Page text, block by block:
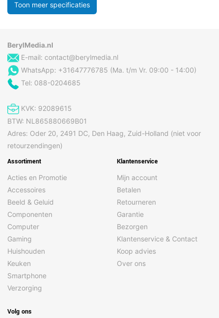
Toon meer specificaties
BerylMedia.nl
E-mail: contact@berylmedia.nl
WhatsApp: +31647776785 (Ma. t/m Vr. 09:00 - 14:00)
Tel: 088-0204685
KVK: 92089615
BTW: NL865880669B01
Adres: Oder 20, 2491 DC, Den Haag, Zuid-Holland (niet voor
retourzendingen)
Assortiment
Acties en Promotie
Accessoires
Beeld & Geluid
Componenten
Computer
Gaming
Huishouden
Keuken
Smartphone
Verzorging
Klantenservice
Mijn account
Betalen
Retourneren
Garantie
Bezorgen
Klantenservice & Contact
Koop advies
Over ons
Volg ons